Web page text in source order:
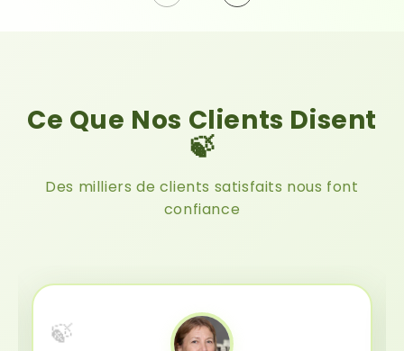
Ce Que Nos Clients Disent
🍃
Des milliers de clients satisfaits nous font
confiance
🍃